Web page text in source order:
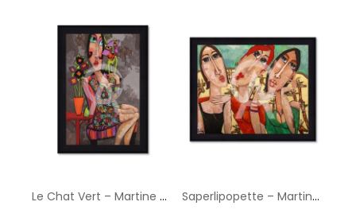
Le Chat Vert – Martine Gonnin Saperlipopette – Martine Gonnin